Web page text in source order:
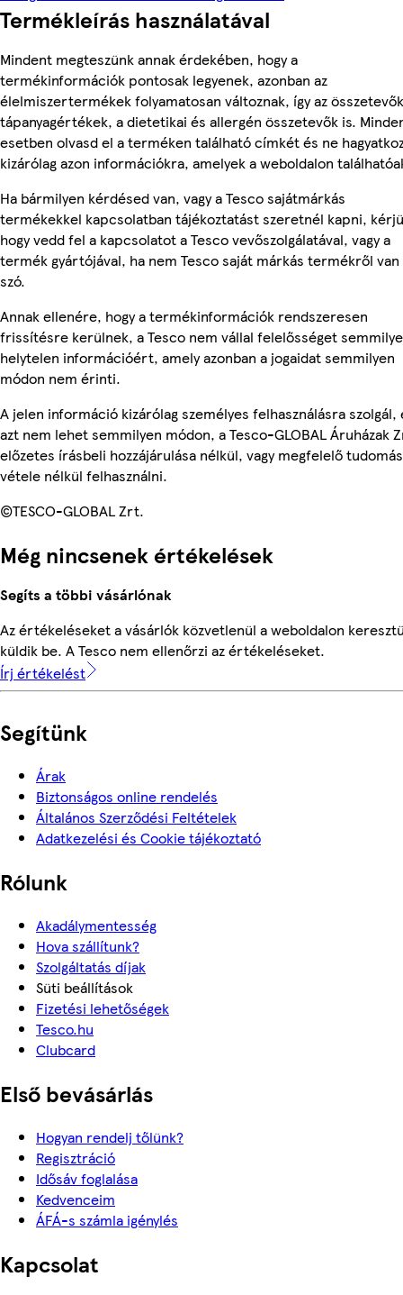
Termékleírás használatával
Mindent megteszünk annak érdekében, hogy a
termékinformációk pontosak legyenek, azonban az
élelmiszertermékek folyamatosan változnak, így az
tápanyagértékek, a dietetikai és allergén összetevők is.
esetben olvasd el a terméken található címkét és ne
kizárólag azon információkra, amelyek a weboldalon
Ha bármilyen kérdésed van, vagy a Tesco sajátmárkás
termékekkel kapcsolatban tájékoztatást szeretnél kapni,
hogy vedd fel a kapcsolatot a Tesco vevőszolgálatával, vagy a
termék gyártójával, ha nem Tesco saját márkás termékről van
szó.
Annak ellenére, hogy a termékinformációk rendszeresen
frissítésre kerülnek, a Tesco nem vállal felelősséget
helytelen információért, amely azonban a jogaidat semmilyen
módon nem érinti.
A jelen információ kizárólag személyes felhasználásra szolgál,
azt nem lehet semmilyen módon, a Tesco-GLOBAL Áruházak
előzetes írásbeli hozzájárulása nélkül, vagy megfelelő
vétele nélkül felhasználni.
©TESCO-GLOBAL Zrt.
Még nincsenek értékelések
Segíts a többi vásárlónak
Az értékeléseket a vásárlók közvetlenül a weboldalon
küldik be. A Tesco nem ellenőrzi az értékeléseket.
Írj értékelést
Segítünk
Árak
Biztonságos online rendelés
Általános Szerződési Feltételek
Adatkezelési és Cookie tájékoztató
Rólunk
Akadálymentesség
Hova szállítunk?
Szolgáltatás díjak
Süti beállítások
Fizetési lehetőségek
Tesco.hu
Clubcard
Első bevásárlás
Hogyan rendelj tőlünk?
Regisztráció
Idősáv foglalása
Kedvenceim
ÁFÁ-s számla igénylés
Kapcsolat